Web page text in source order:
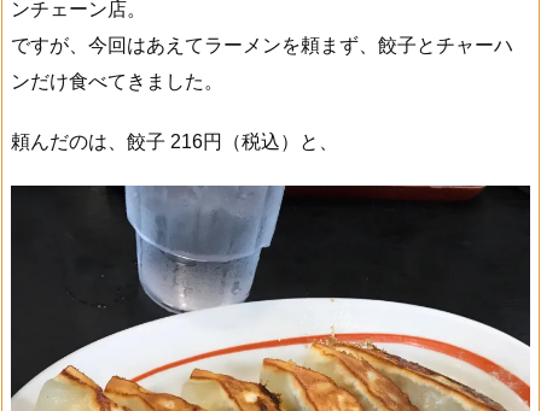
ンチェーン店。
ですが、今回はあえてラーメンを頼まず、餃子とチャーハ
ンだけ食べてきました。
頼んだのは、餃子 216円（税込）と、